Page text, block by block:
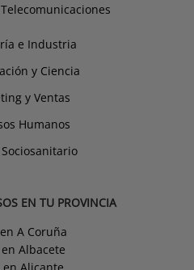
e Industria
y Ciencia
y Ventas
Humanos
EN TU PROVINCIA
A Coruña
Albacete
en Alicante